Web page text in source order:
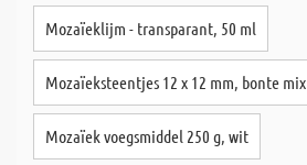
Mozaïeklijm - transparant, 50 ml
Mozaïeksteentjes 12 x 12 mm, bonte mix
Mozaïek voegsmiddel 250 g, wit